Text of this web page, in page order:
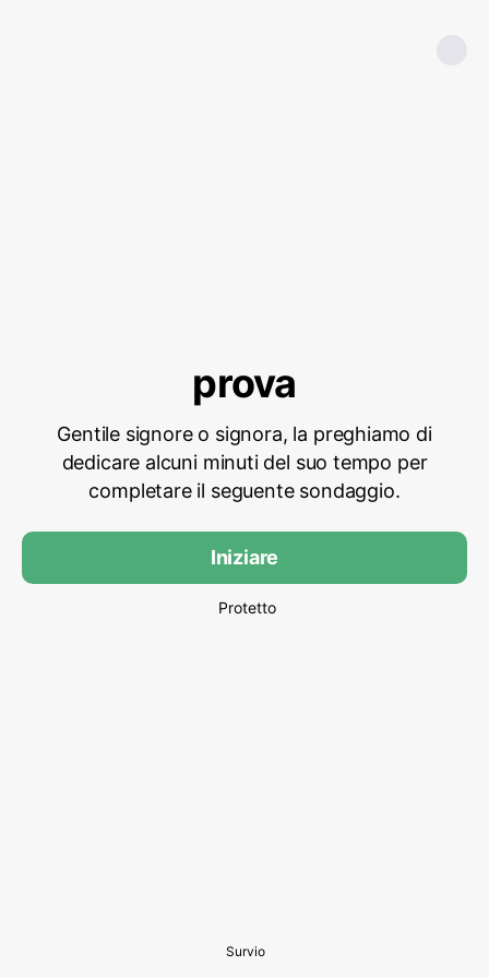
prova
Gentile signore o signora, la preghiamo di
dedicare alcuni minuti del suo tempo per
completare il seguente sondaggio.
Iniziare
Protetto
Survio